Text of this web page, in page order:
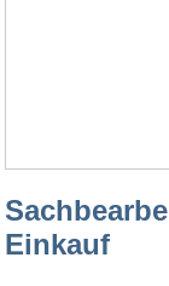
Einkauf